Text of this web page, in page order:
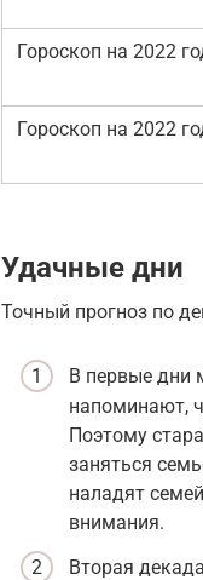
Гороскоп на 2022
Гороскоп на 2022
Удачные дни
Точный прогноз по
В первые дни
напоминают,
Поэтому
заняться
наладят
внимания.
Вторая